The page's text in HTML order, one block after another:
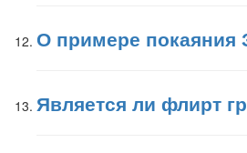
О примере покаяния
Является ли флирт